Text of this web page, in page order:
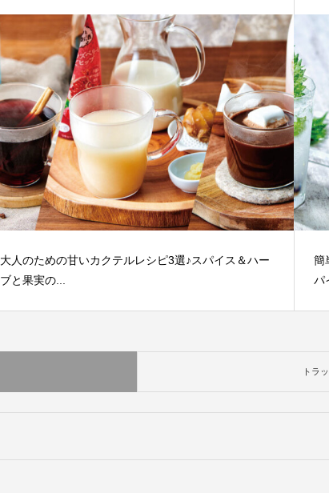
大人のための甘いカクテルレシピ3選♪スパイス＆ハー
ブと果実の...
簡
パ
トラ